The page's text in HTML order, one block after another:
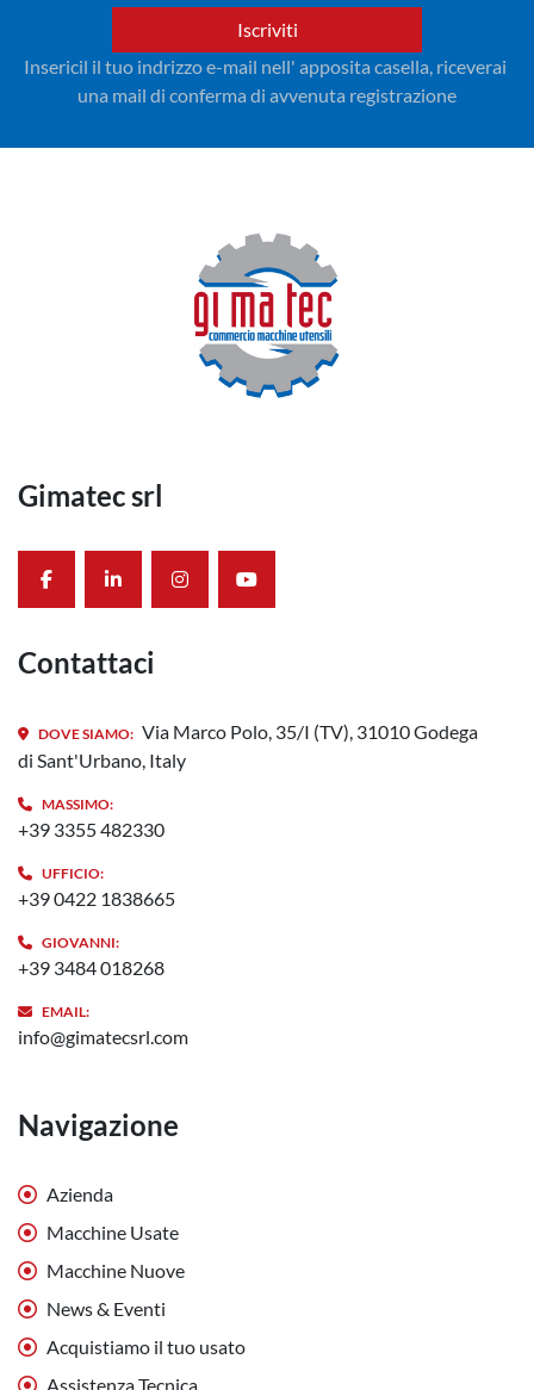
Iscriviti
Insericil il tuo indrizzo e-mail nell' apposita casella, riceverai
una mail di conferma di avvenuta registrazione
Gimatec srl
facebooklinkedininstagramyoutube
Contattaci
DOVE SIAMO: Via Marco Polo, 35/I (TV), 31010 Godega
di Sant'Urbano, Italy
MASSIMO:
+39 3355 482330
UFFICIO:
+39 0422 1838665
GIOVANNI:
+39 3484 018268
EMAIL:
info@gimatecsrl.com
Navigazione
Azienda
Macchine Usate
Macchine Nuove
News & Eventi
Acquistiamo il tuo usato
Assistenza Tecnica